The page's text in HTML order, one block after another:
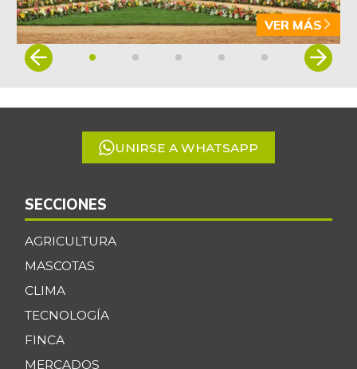
VER MÁS
Item
5
UNIRSE A WHATSAPP
SECCIONES
AGRICULTURA
MASCOTAS
CLIMA
TECNOLOGÍA
FINCA
MERCADOS